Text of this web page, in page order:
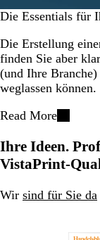
Die Essentials für
Die Erstellung
finden Sie aber
(und Ihre
weglassen können.
Read More
Ihre Ideen.
VistaPrint-
Wir sind für Sie da